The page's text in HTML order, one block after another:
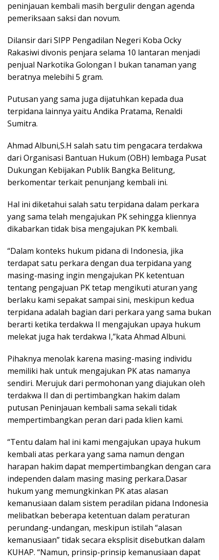
peninjauan kembali masih bergulir dengan agenda
pemeriksaan saksi dan novum.
Dilansir dari SIPP Pengadilan Negeri Koba Ocky
Rakasiwi divonis penjara selama 10 lantaran menjadi
penjual Narkotika Golongan I bukan tanaman yang
beratnya melebihi 5 gram.
Putusan yang sama juga dijatuhkan kepada dua
terpidana lainnya yaitu Andika Pratama, Renaldi
Sumitra.
Ahmad Albuni,S.H salah satu tim pengacara terdakwa
dari Organisasi Bantuan Hukum (OBH) lembaga Pusat
Dukungan Kebijakan Publik Bangka Belitung,
berkomentar terkait penunjang kembali ini.
Hal ini diketahui salah satu terpidana dalam perkara
yang sama telah mengajukan PK sehingga kliennya
dikabarkan tidak bisa mengajukan PK kembali.
“Dalam konteks hukum pidana di Indonesia, jika
terdapat satu perkara dengan dua terpidana yang
masing-masing ingin mengajukan PK ketentuan
tentang pengajuan PK tetap mengikuti aturan yang
berlaku kami sepakat sampai sini, meskipun kedua
terpidana adalah bagian dari perkara yang sama bukan
berarti ketika terdakwa II mengajukan upaya hukum
melekat juga hak terdakwa I,”kata Ahmad Albuni.
Pihaknya menolak karena masing-masing individu
memiliki hak untuk mengajukan PK atas namanya
sendiri. Merujuk dari permohonan yang diajukan oleh
terdakwa II dan di pertimbangkan hakim dalam
putusan Peninjauan kembali sama sekali tidak
mempertimbangkan peran dari pada klien kami.
“Tentu dalam hal ini kami mengajukan upaya hukum
kembali atas perkara yang sama namun dengan
harapan hakim dapat mempertimbangkan dengan cara
independen dalam masing masing perkara.Dasar
hukum yang memungkinkan PK atas alasan
kemanusiaan dalam sistem peradilan pidana Indonesia
melibatkan beberapa ketentuan dalam peraturan
perundang-undangan, meskipun istilah “alasan
kemanusiaan” tidak secara eksplisit disebutkan dalam
KUHAP. “Namun, prinsip-prinsip kemanusiaan dapat